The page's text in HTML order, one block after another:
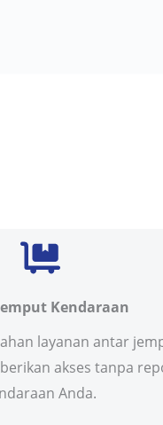
Kendaraan
layanan antar
akses tanpa
Anda.